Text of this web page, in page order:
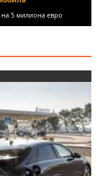
на 5 милиона евро